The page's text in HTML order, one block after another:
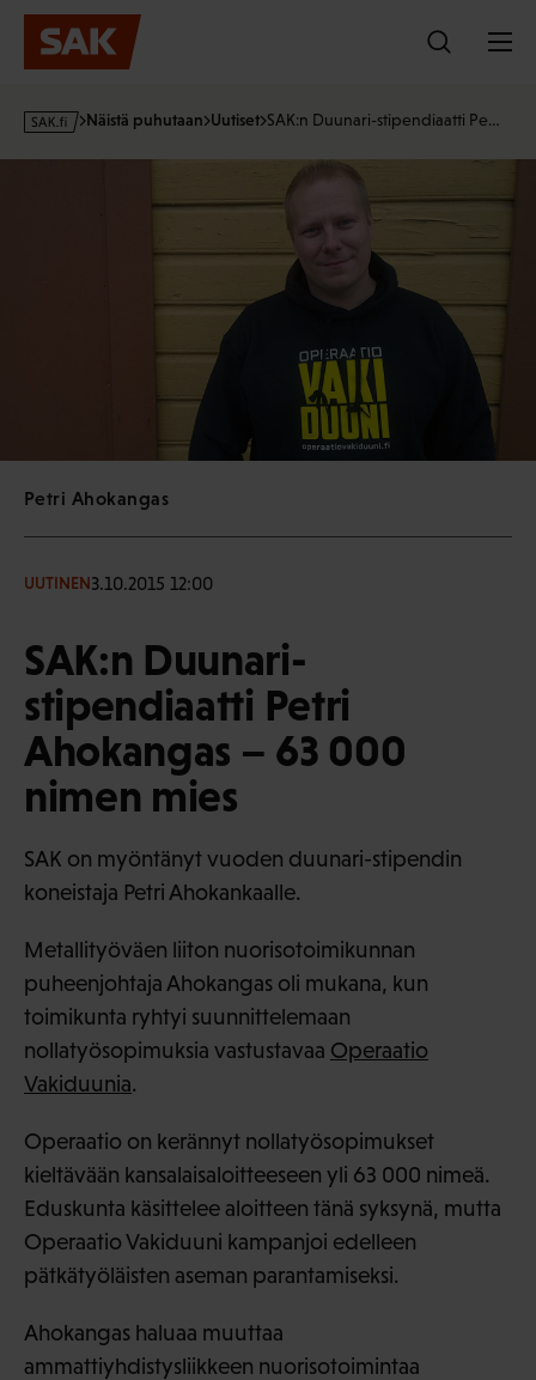
Hyppää
sisältöön
s
Näistä puhutaan Uutiset SAK:n Duunari-stipendiaatti Pe…
Petri Ahokangas
UUTINEN3.10.2015 12:00
SAK:n Duunari-
stipendiaatti Petri
Ahokangas – 63 000
nimen mies
SAK on myöntänyt vuoden duunari-stipendin
koneistaja Petri Ahokankaalle.
Metallityöväen liiton nuorisotoimikunnan
puheenjohtaja Ahokangas oli mukana, kun
toimikunta ryhtyi suunnittelemaan
nollatyösopimuksia vastustavaa Operaatio
Vakiduunia.
Operaatio on kerännyt nollatyösopimukset
kieltävään kansalaisaloitteeseen yli 63 000 nimeä.
Eduskunta käsittelee aloitteen tänä syksynä, mutta
Operaatio Vakiduuni kampanjoi edelleen
pätkätyöläisten aseman parantamiseksi.
Ahokangas haluaa muuttaa
ammattiyhdistysliikkeen nuorisotoimintaa